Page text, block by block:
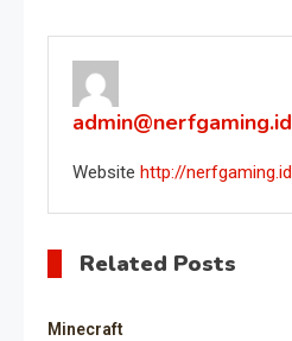
navigation
admin@nerfgaming.id
Website http://nerfgaming.id
Related Posts
Minecraft